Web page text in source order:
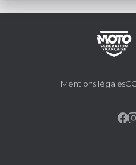
Mentions légales